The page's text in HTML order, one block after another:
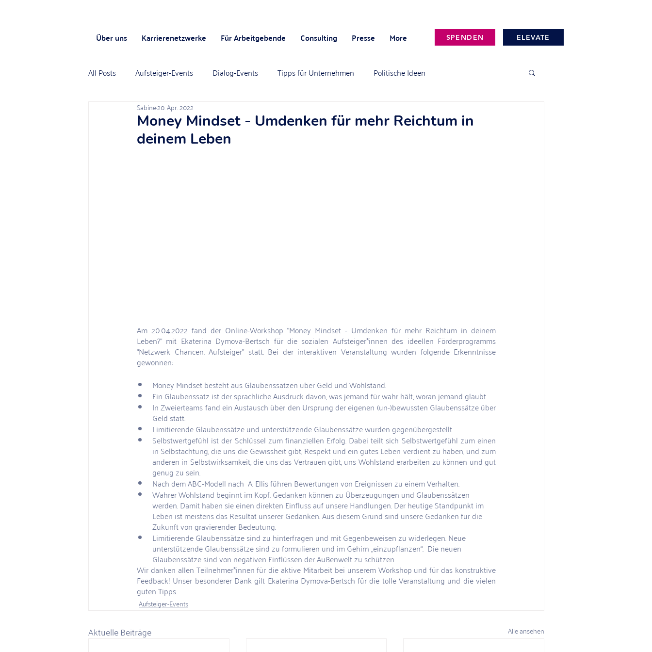
Über uns Karrierenetzwerke Für Arbeitgebende Consulting Presse More SPENDEN ELEVATE
All Posts Aufsteiger-Events Dialog-Events Tipps für Unternehmen Politische Ideen
Money Mindset - Umdenken für mehr Reichtum in
deinem Leben
Sabine20. Apr. 2022
Am 20.04.2022 fand der Online-Workshop “Money Mindset - Umdenken für mehr Reichtum in deinem
Leben?” mit Ekaterina Dymova-Bertsch für die sozialen Aufsteiger*innen des ideellen Förderprogramms
“Netzwerk Chancen. Aufsteiger” statt. Bei der interaktiven Veranstaltung wurden folgende Erkenntnisse
gewonnen:
Money Mindset besteht aus Glaubenssätzen über Geld und Wohlstand.
Ein Glaubenssatz ist der sprachliche Ausdruck davon, was jemand für wahr hält, woran jemand glaubt.
In Zweierteams fand ein Austausch über den Ursprung der eigenen (un-)bewussten Glaubenssätze über
Geld statt.
Limitierende Glaubenssätze und unterstützende Glaubenssätze wurden gegenübergestellt.
Selbstwertgefühl ist der Schlüssel zum finanziellen Erfolg. Dabei teilt sich Selbstwertgefühl zum einen
in Selbstachtung, die uns die Gewissheit gibt, Respekt und ein gutes Leben verdient zu haben, und zum
anderen in Selbstwirksamkeit, die uns das Vertrauen gibt, uns Wohlstand erarbeiten zu können und gut
genug zu sein.
Nach dem ABC-Modell nach  A. Ellis führen Bewertungen von Ereignissen zu einem Verhalten.
Wahrer Wohlstand beginnt im Kopf. Gedanken können zu Überzeugungen und Glaubenssätzen
werden. Damit haben sie einen direkten Einfluss auf unsere Handlungen. Der heutige Standpunkt im
Leben ist meistens das Resultat unserer Gedanken. Aus diesem Grund sind unsere Gedanken für die
Zukunft von gravierender Bedeutung.
Limitierende Glaubenssätze sind zu hinterfragen und mit Gegenbeweisen zu widerlegen. Neue
unterstützende Glaubenssätze sind zu formulieren und im Gehirn „einzupflanzen“.  Die neuen
Glaubenssätze sind von negativen Einflüssen der Außenwelt zu schützen.
Wir danken allen Teilnehmer*innen für die aktive Mitarbeit bei unserem Workshop und für das konstruktive
Feedback! Unser besonderer Dank gilt Ekaterina Dymova-Bertsch für die tolle Veranstaltung und die vielen
guten Tipps.
Aufsteiger-Events
Aktuelle Beiträge Alle ansehen